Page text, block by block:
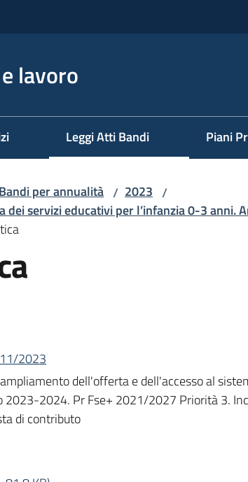
lavoro
Leggi Atti Bandi Piani
Bandi per annualità / 2023 /
servizi educativi per l’infanzia 0-3
2023
dell'offerta e dell'accesso al
2024. Pr Fse+ 2021/2027 Priorità 3.
di contributo